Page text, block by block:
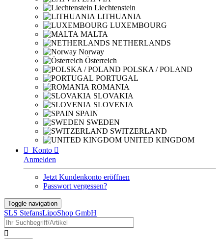
Liechtenstein
LITHUANIA
LUXEMBOURG
MALTA
NETHERLANDS
Norway
Österreich
POLSKA / POLAND
PORTUGAL
ROMANIA
SLOVAKIA
SLOVENIA
SPAIN
SWEDEN
SWITZERLAND
UNITED KINGDOM
 Konto 
Anmelden
Jetzt Kundenkonto eröffnen
Passwort vergessen?
Toggle navigation
SLS StefansLipoShop GmbH
